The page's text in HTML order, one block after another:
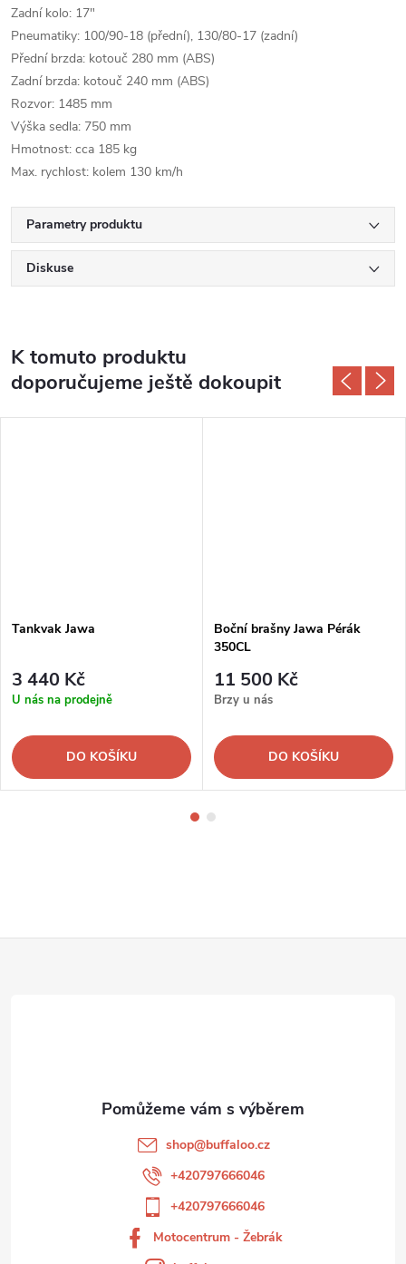
Zadní kolo: 17"
Pneumatiky: 100/90-18 (přední), 130/80-17 (zadní)
Přední brzda: kotouč 280 mm (ABS)
Zadní brzda: kotouč 240 mm (ABS)
Rozvor: 1485 mm
Výška sedla: 750 mm
Hmotnost: cca 185 kg
Max. rychlost: kolem 130 km/h
Parametry produktu
Diskuse
K tomuto produktu
doporučujeme ještě dokoupit
Tankvak Jawa
3 440 Kč
U nás na prodejně
DO KOŠÍKU
Boční brašny Jawa Pérák
350CL
11 500 Kč
Brzy u nás
DO KOŠÍKU
shop@buffaloo.cz
+420797666046
+420797666046
Motocentrum - Žebrák